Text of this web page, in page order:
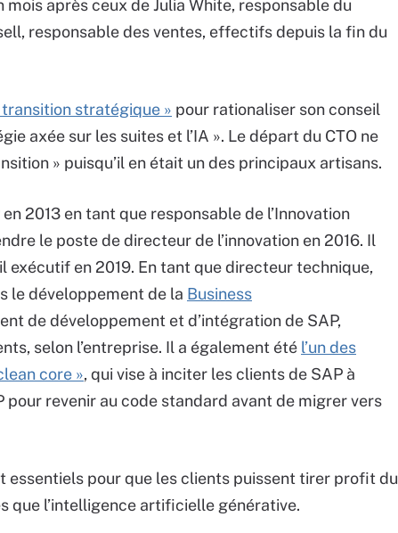
après ceux de Julia White, responsable du
responsable des ventes, effectifs depuis la fin du
transition stratégique » pour rationaliser son conseil
axée sur les suites et l’IA ». Le départ du CTO ne
» puisqu’il en était un des principaux artisans.
2013 en tant que responsable de l’Innovation
le poste de directeur de l’innovation en 2016. Il
exécutif en 2019. En tant que directeur technique,
le développement de la Business
de développement et d’intégration de SAP,
selon l’entreprise. Il a également été l’un des
core », qui vise à inciter les clients de SAP à
revenir au code standard avant de migrer vers
essentiels pour que les clients puissent tirer profit du
que l’intelligence artificielle générative.